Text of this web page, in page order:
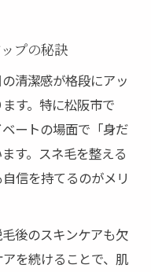
プの秘訣
清潔感が格段にアッ
す。特に松阪市で
ートの場面で「身だ
す。スネ毛を整える
信を持てるのがメリ
後のスキンケアも欠
を続けることで、肌